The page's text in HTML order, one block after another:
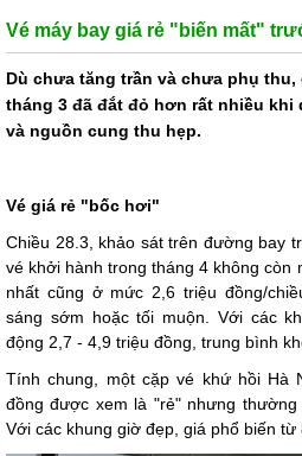
Vé máy bay giá rẻ "biến mất"
Dù chưa tăng trần và chưa phụ thu,
tháng 3 đã đắt đỏ hơn rất nhiều khi
và nguồn cung thu hẹp.
Vé giá rẻ "bốc hơi"
Chiều 28.3, khảo sát trên đường bay
vé khởi hành trong tháng 4 không
nhất cũng ở mức 2,6 triệu đồng/
sáng sớm hoặc tối muộn. Với các
động 2,7 - 4,9 triệu đồng, trung bình
Tính chung, một cặp vé khứ hồi Hà
đồng được xem là "rẻ" nhưng
Với các khung giờ đẹp, giá phổ biến